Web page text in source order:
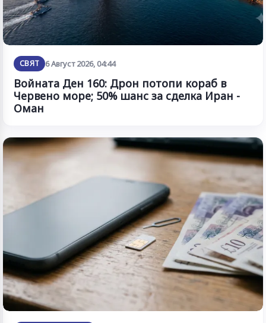
СВЯТ 6 Август 2026, 04:44
Войната Ден 160: Дрон потопи кораб в
Червено море; 50% шанс за сделка Иран -
Оман